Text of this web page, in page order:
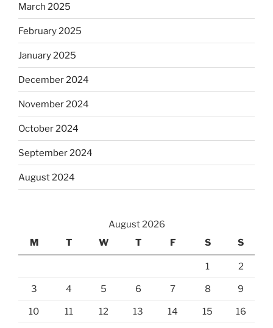
March 2025
February 2025
January 2025
December 2024
November 2024
October 2024
September 2024
August 2024
August 2026
M
T W T F S S
1 2
3 4 5 6 7 8 9
10 11 12 13 14 15 16